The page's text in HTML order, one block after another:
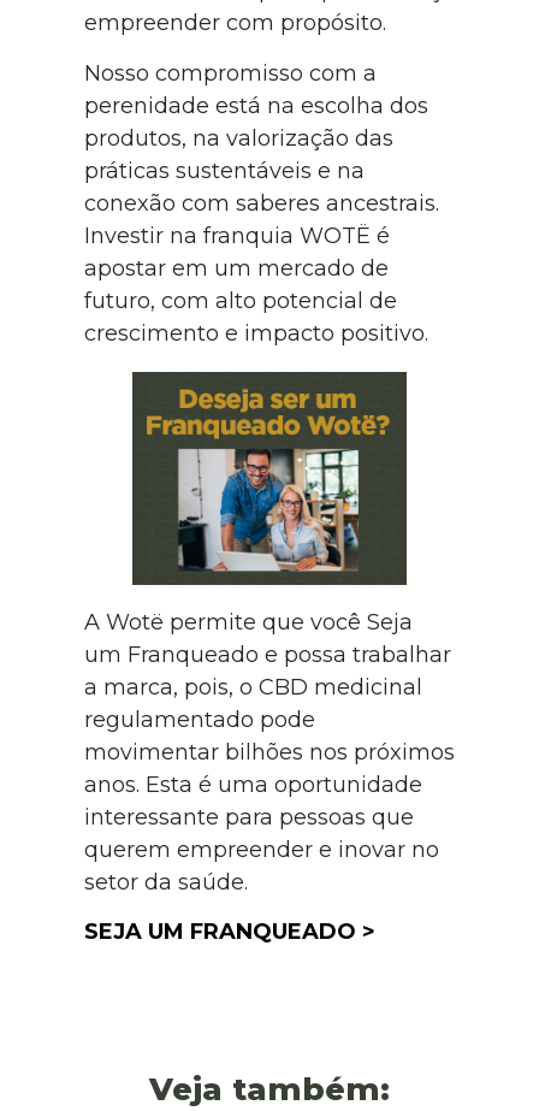
empreender com propósito.
Nosso compromisso com a
perenidade está na escolha dos
produtos, na valorização das
práticas sustentáveis e na
conexão com saberes ancestrais.
Investir na franquia WOTË é
apostar em um mercado de
futuro, com alto potencial de
crescimento e impacto positivo.
A Wotë permite que você Seja
um Franqueado e possa trabalhar
a marca, pois, o CBD medicinal
regulamentado pode
movimentar bilhões nos próximos
anos. Esta é uma oportunidade
interessante para pessoas que
querem empreender e inovar no
setor da saúde.
SEJA UM FRANQUEADO >
Veja também: